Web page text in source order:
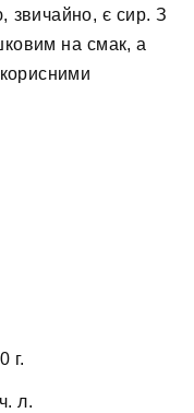
звичайно, є сир. З
на смак, а
г.
л.